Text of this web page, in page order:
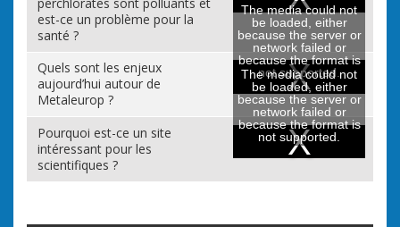
est-ce un problème pour la
santé ?
Quels sont les enjeux
aujourd’hui autour de
Metaleurop ?
The media could not
be loaded, either
because the server or
network failed or
because the format is
not supported.
Pourquoi est-ce un site
intéressant pour les
scientifiques ?
The media could not
be loaded, either
because the server or
network failed or
because the format is
not supported.